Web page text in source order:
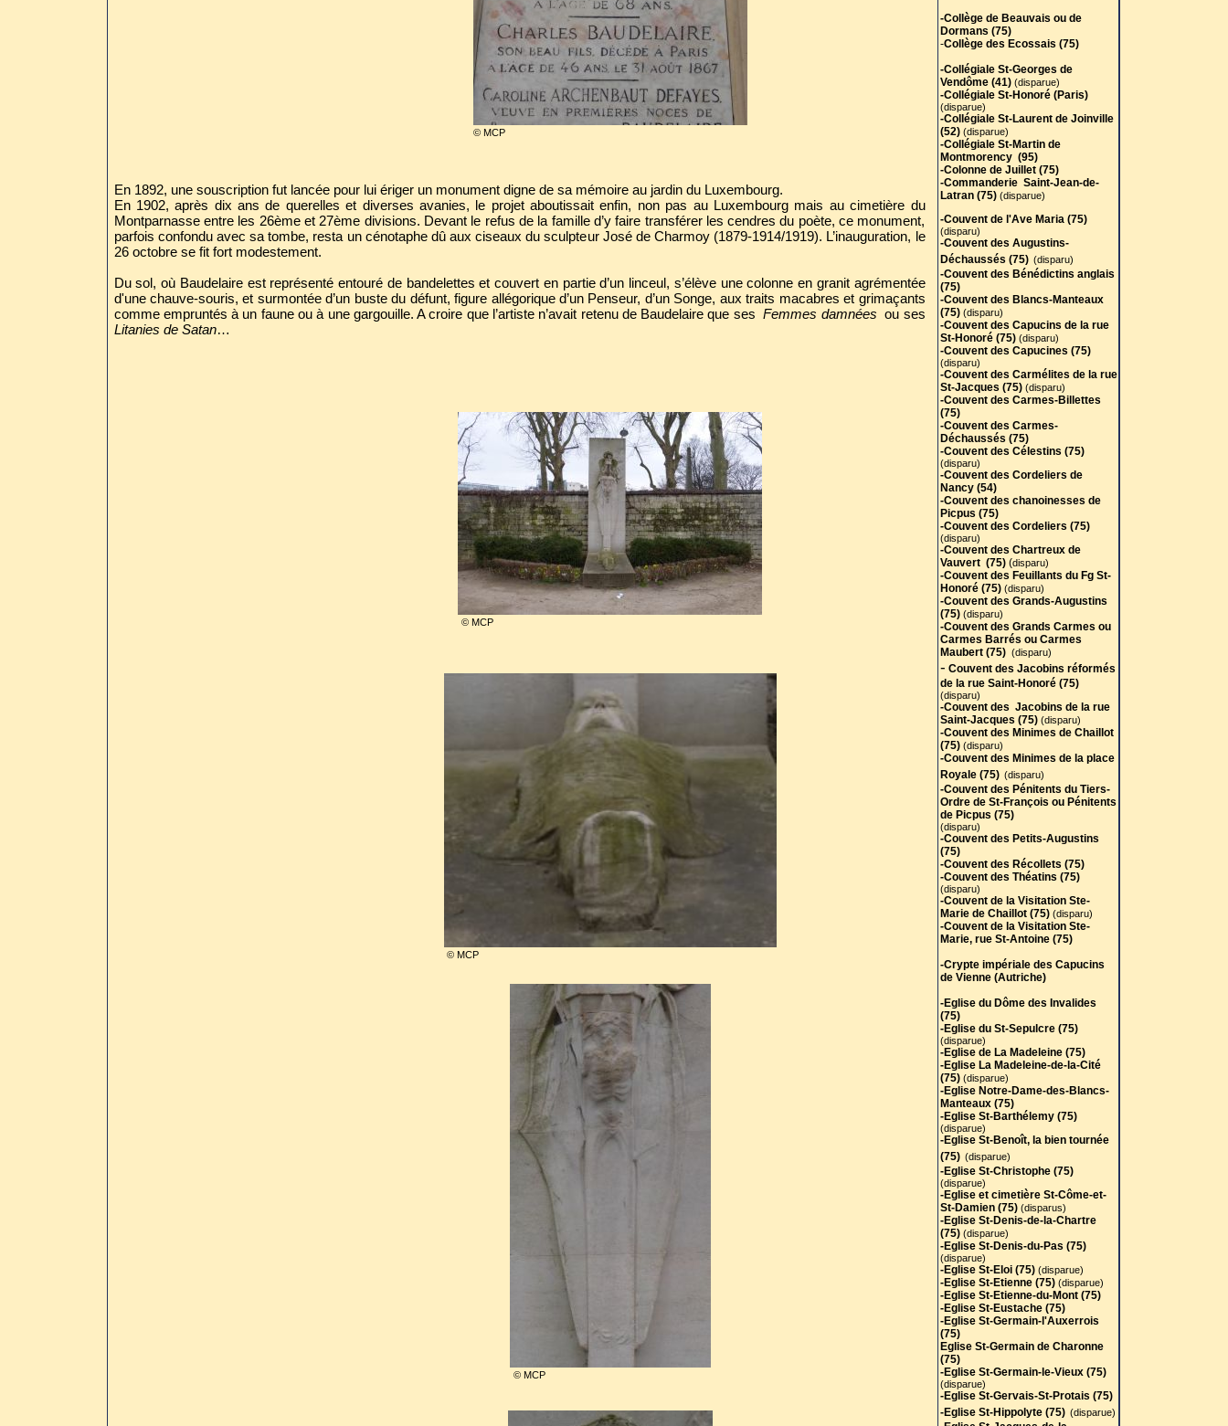
En 1892, une souscription fut lancée pour lui ériger un monument digne de sa mémoire au jardin du Luxembourg.
En 1902, après dix ans de querelles et diverses avanies, le projet aboutissait enfin, non pas au Luxembourg mais au cimetière du
Montparnasse entre les 26ème et 27ème divisions. Devant le refus de la famille d’y faire transférer les cendres du poète, ce monument,
parfois confondu avec sa tombe, resta un cénotaphe dû aux ciseaux du sculpteur José de Charmoy (1879-1914/1919). L’inauguration, le
26 octobre se fit fort modestement.
Du sol, où Baudelaire est représenté entouré de bandelettes et couvert en partie d’un linceul, s’élève une colonne en granit agrémentée
d'une chauve-souris, et surmontée d’un buste du défunt, figure allégorique d’un Penseur, d’un Songe, aux traits macabres et grimaçants
comme empruntés à un faune ou à une gargouille. A croire que l’artiste n’avait retenu de Baudelaire que sesFemmes damnées ou ses
Litanies de Satan…
© MCP
© MCP
© MCP
© MCP
-Couvent de l'Ave Maria (75)
(disparu)
-Couvent des Augustins-
Déchaussés (75) (disparu)
-Couvent des Bénédictins anglais
(75)
-Couvent des Blancs-Manteaux
(75)(disparu)
-Couvent des Capucins de la rue
St-Honoré (75)(disparu)
-Couvent des Capucines (75)
(disparu)
-Couvent des Carmélites de la rue
St-Jacques (75)(disparu)
(75)
-Couvent des Carmes-
Déchaussés (75)
-Couvent des Célestins (75)
(disparu)
-Couvent des Cordeliers de
Nancy (54)
-Couvent des chanoinesses de
Picpus (75)
-Couvent des Cordeliers (75)
(disparu)
-Couvent des Chartreux de
Vauvert (75)( disparu)
-Couvent des Feuillants du Fg St-
Honoré (75)(disparu)
-Couvent des Grands-Augustins
(75) (disparu)
-Couvent des Grands Carmes ou
Carmes Barrés ou Carmes
Maubert (75)
-Couvent des Jacobins réformés
de la rue Saint-Honoré (75)
(disparu)
-Couvent des Jacobins de la rue
Saint-Jacques (75) (disparu)
-Couvent des Minimes de Chaillot
(75) (disparu)
-Couvent des Minimes de la place
Royale (75)
(disparu)
-Couvent des Pénitents du Tiers-
Ordre de St-François ou Pénitents
de Picpus (75)
(disparu)
-Couvent des Petits-Augustins
(75)
-Couvent des Récollets (75)
-Couvent des Théatins (75)
(disparu)
-Couvent de la Visitation Ste-
Marie de Chaillot (75)(disparu)
-Couvent de la Visitation Ste-
Marie, rue St-Antoine (75)
-Crypte impériale des Capucins
de Vienne (Autriche)
-Eglise du Dôme des Invalides
(75)
-Eglise de La Madeleine (75)
-Eglise La Madeleine-de-la-Cité
(75)(disparue)
-Eglise Notre-Dame-des-Blancs-
Manteaux (75)
-Eglise St-Barthélemy (75)
(disparue)
-Eglise St-Benoît, la bien tournée
(75) (disparue)
-Eglise St-Christophe (75)
(disparue)
-Eglise et cimetière St-Côme-et-
St-Damien (75)
-Eglise St-Denis-de-la-Chartre
(75)
-Eglise St-Denis-du-Pas (75)
(disparue)
-Eglise St-Eloi (75)(disparue)
-Eglise St-Etienne (75)(disparue)
-Eglise St-Etienne-du-Mont (75)
-Eglise St-Eustache (75)
-Eglise St-Germain-l'Auxerrois
(75)
-Eglise St-Germain-le-Vieux (75)
(disparue)
-Eglise St-Gervais-St-Protais (75
-Eglise St-Hippolyte (75) (disparue)
-Eglise St-Jacques-de-la-
Boucherie (75)
- Eglise St-Jacques-du-Haut-Pas
(75)
-Eglise St-Jean-en-Grève (75)
(disparue)
-Eglise St-Jean-le-Rond (75)
(disparue)
-Eglise St-Julien-des-Ménétriers
(75)(disparue)
-Eglise St-Julien-le-Pauvre (75)
-Eglise St-Landry (75) (disparue)
-Eglise St-Laurent (75)
-Eglise St-Leu-St-Gilles (75)
-Eglise (cathédrale) St-Louis-des-
Invalides (75)
-Eglise St-Louis-du-Louvre (75)
(disparue)
-Eglise et cimetière(disparu)St-
-Collège de Beauvais ou de
Dormans (75)
-Collège des Ecossais (75)
-Collégiale St-Georges de
Vendôme (41) (disparue)
-Collégiale St-Honoré (Paris)
(disparue)
-Collégiale St-Laurent de Joinville
(52) (disparue)
-Collégiale St-Martin de
Montmorency (95)
-Colonne de Juillet (75)
-Commanderie Saint-Jean-de-
Latran (75) (disparue)
-Couvent de l'Ave Maria (75)
(disparu)
-Couvent des Augustins-
Déchaussés (75) (disparu)
-Couvent des Bénédictins anglais
(75)
-Couvent des Blancs-Manteaux
(75) (disparu)
-Couvent des Capucins de la rue
St-Honoré (75) (disparu)
-Couvent des Capucines (75)
(disparu)
-Couvent des Carmélites de la rue
St-Jacques (75) (disparu)
-Couvent des Carmes-Billettes
(75)
-Couvent des Carmes-
Déchaussés (75)
-Couvent des Célestins (75)
(disparu)
-Couvent des Cordeliers de
Nancy (54)
-Couvent des chanoinesses de
Picpus (75)
-Couvent des Cordeliers (75)
(disparu)
-Couvent des Chartreux de
Vauvert (75) (disparu)
-Couvent des Feuillants du Fg St-
Honoré (75) (disparu)
-Couvent des Grands-Augustins
(75) (disparu)
-Couvent des Grands Carmes ou
Carmes Barrés ou Carmes
Maubert (75) (disparu)
- Couvent des Jacobins réformés
de la rue Saint-Honoré (75)
(disparu)
-Couvent des Jacobins de la rue
Saint-Jacques (75) (disparu)
-Couvent des Minimes de Chaillot
(75) (disparu)
-Couvent des Minimes de la place
Royale (75) (disparu)
-Couvent des Pénitents du Tiers-
Ordre de St-François ou Pénitents
de Picpus (75)
(disparu)
-Couvent des Petits-Augustins
(75)
-Couvent des Récollets (75)
-Couvent des Théatins (75)
(disparu)
-Couvent de la Visitation Ste-
Marie de Chaillot (75)(disparu)
-Couvent de la Visitation Ste-
Marie, rue St-Antoine (75)
-Crypte impériale des Capucins
de Vienne (Autriche)
-Eglise du Dôme des Invalides
(75)
-Eglise du St-Sepulcre (75)
(disparue)
-Eglise de La Madeleine (75)
-Eglise La Madeleine-de-la-Cité
(75) (disparue)
-Eglise Notre-Dame-des-Blancs-
Manteaux (75)
-Eglise St-Barthélemy (75)
(disparue)
-Eglise St-Benoît, la bien tournée
(75) (disparue)
-Eglise St-Christophe (75)
(disparue)
-Eglise et cimetière St-Côme-et-
St-Damien (75) (disparus)
-Eglise St-Denis-de-la-Chartre
(75) (disparue)
-Eglise St-Denis-du-Pas (75)
(disparue)
-Eglise St-Eloi (75)(disparue)
-Eglise St-Etienne (75) (disparue)
-Eglise St-Etienne-du-Mont (75)
-Eglise St-Eustache (75)
-Eglise St-Germain-l'Auxerrois
(75)
Eglise St-Germain de Charonne
(75)
-Eglise St-Germain-le-Vieux (75)
(disparue)
-Eglise St-Gervais-St-Protais (75)
-Eglise St-Hippolyte (75) (disparue)